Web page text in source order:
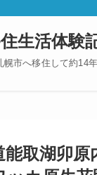
生活体験
市へ移住して約14
能取湖卯